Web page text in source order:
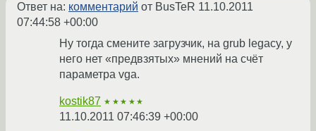
Ответ на: комментарий от BusTeR 11.10.2011
07:44:58 +00:00
Ну тогда смените загрузчик, на grub legacy, у
него нет «предвзятых» мнений на счёт
параметра vga.
kostik87 ★★★★★
11.10.2011 07:46:39 +00:00